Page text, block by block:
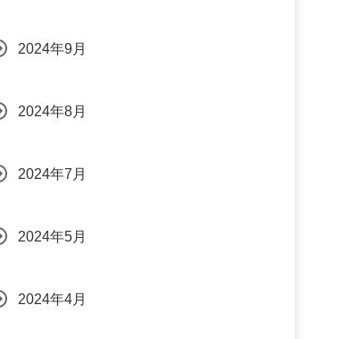
2024年9月
2024年8月
2024年7月
2024年5月
2024年4月